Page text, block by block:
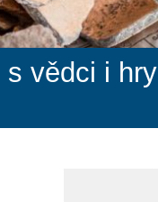
s vědci i hry